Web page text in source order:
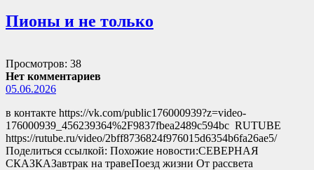
Пионы и не только
Просмотров: 38
Нет комментариев
05.06.2026
в контакте https://vk.com/public176000939?z=video-
176000939_456239364%2F9837fbea2489c594bc RUTUBE
https://rutube.ru/video/2bff8736824f976015d6354b6fa26ae5/
Поделиться ссылкой: Похожие новости:СЕВЕРНАЯ
СКАЗКАЗавтрак на травеПоезд жизни От рассвета